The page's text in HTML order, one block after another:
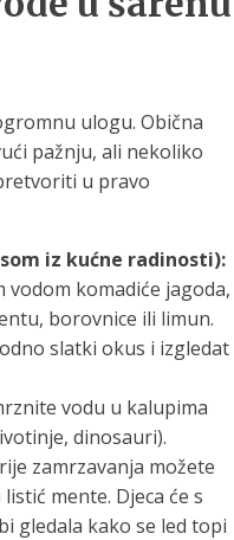
ulogu. Obična
pažnju, ali nekoliko
u pravo
iz kućne radinosti):
komadiće jagoda,
borovnice ili limun.
slatki okus i izgledat
vodu u kalupima
dinosauri).
zamrzavanja možete
mente. Djeca će s
gledala kako se led topi